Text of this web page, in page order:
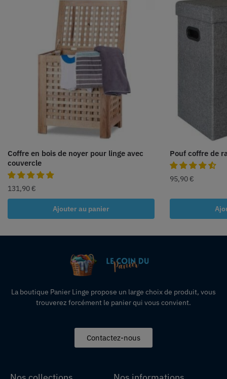
Coffre en bois de noyer pour linge avec
couvercle
131,90 €
Ajouter au panier
Pouf coffre de
95,90 €
La boutique Panier Linge propose un large choix de produit, vous
trouverez forcément le panier qui vous convient.
Contactez-nous